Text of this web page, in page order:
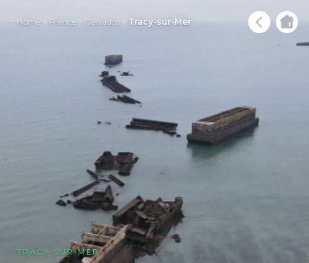
Home France Calvados Tracy-sur-Mer
TRACY-SUR-MER